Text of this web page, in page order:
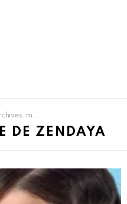
de zendaya
DE ZENDAYA